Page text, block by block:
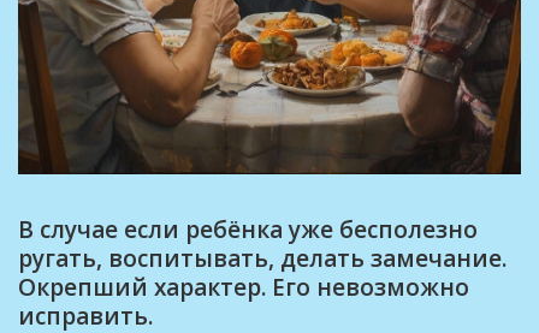
В случае если ребёнка уже бесполезно
ругать, воспитывать, делать замечание.
Окрепший характер. Его невозможно
исправить.